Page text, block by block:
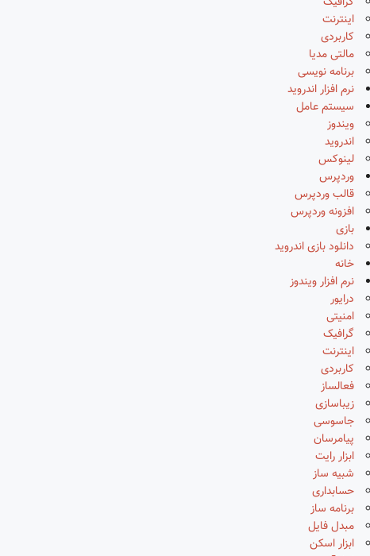
اینترنت
کاربردی
مالتی مدیا
برنامه نویسی
نرم افزار اندروید
سیستم عامل
ویندوز
اندروید
لینوکس
وردپرس
قالب وردپرس
افزونه وردپرس
بازی
دانلود بازی اندروید
خانه
نرم افزار ویندوز
درایور
امنیتی
گرافیک
اینترنت
کاربردی
فعالساز
زیباسازی
جاسوسی
پیامرسان
ابزار رایت
شبیه ساز
حسابداری
برنامه ساز
مبدل فایل
ابزار اسکن